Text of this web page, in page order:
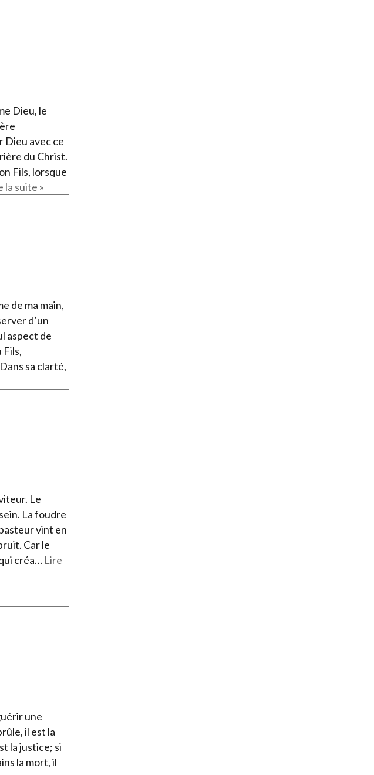
Dieu, le
Dieu avec ce
du Christ.
Fils, lorsque
la suite »
de ma main,
d’un
aspect de
Fils,
sa clarté,
Le
La foudre
vint en
Car le
créa… Lire
une
il est la
la justice; si
la mort, il